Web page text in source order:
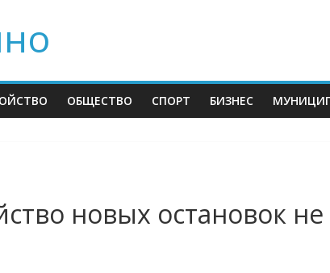
ОБЩЕСТВО СПОРТ БИЗНЕС
новых остановок не